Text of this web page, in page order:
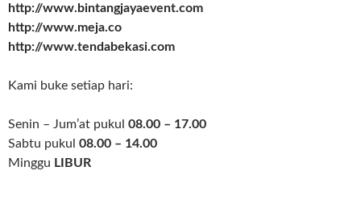
http://www.bintangjayaevent.com
http://www.meja.co
http://www.tendabekasi.com
Kami buke setiap hari:
Senin – Jum’at pukul 08.00 – 17.00
Sabtu pukul 08.00 – 14.00
Minggu LIBUR